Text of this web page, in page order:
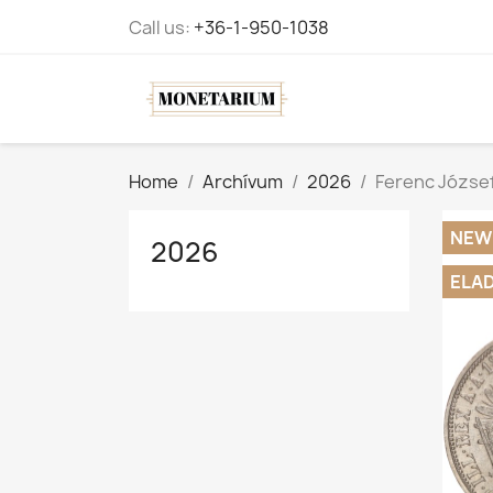
Call us: +36-1-950-1038
Home Archívum 2026 Ferenc
2026
NEW